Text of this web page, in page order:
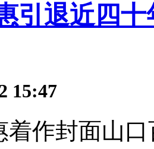
引退近四
15:47
着作封面山